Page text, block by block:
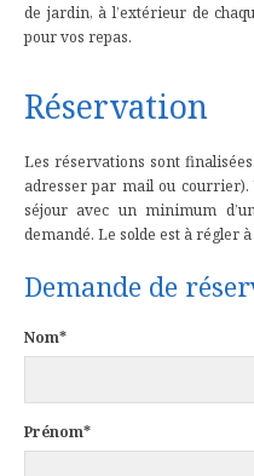
de jardin, à l’extérieur de
pour vos repas.
Réservation
Les réservations sont
adresser par mail ou
séjour avec un minimum
demandé. Le solde est à régler
Demande de
Nom*
Prénom*